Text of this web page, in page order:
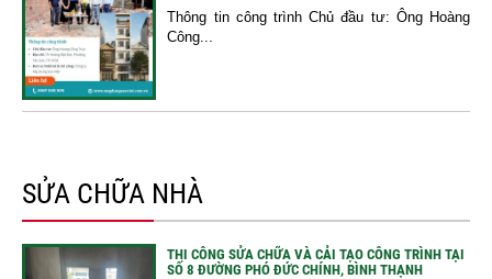
Thông tin công trình Chủ đầu tư: Ông Hoàng
Công...
SỬA CHỮA NHÀ
THI CÔNG SỬA CHỮA VÀ CẢI TẠO CÔNG TRÌNH TẠI
SỐ 8 ĐƯỜNG PHÓ ĐỨC CHÍNH, BÌNH THẠNH